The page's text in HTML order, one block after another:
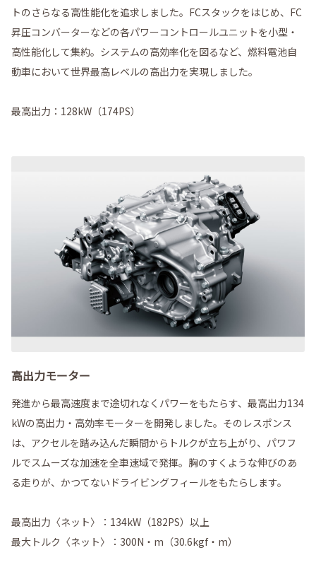
トのさらなる高性能化を追求しました。FCスタックをはじめ、FC
昇圧コンバーターなどの各パワーコントロールユニットを小型・
高性能化して集約。システムの高効率化を図るなど、燃料電池自
動車において世界最高レベルの高出力を実現しました。
最高出力：128kW（174PS）
高出力モーター
発進から最高速度まで途切れなくパワーをもたらす、最高出力134
kWの高出力・高効率モーターを開発しました。そのレスポンス
は、アクセルを踏み込んだ瞬間からトルクが立ち上がり、パワフ
ルでスムーズな加速を全車速域で発揮。胸のすくような伸びのあ
る走りが、かつてないドライビングフィールをもたらします。
最高出力〈ネット〉：134kW（182PS）以上
最大トルク〈ネット〉：300N・m（30.6kgf・m）